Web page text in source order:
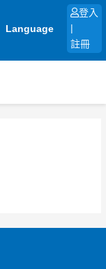
Language
登入
註冊